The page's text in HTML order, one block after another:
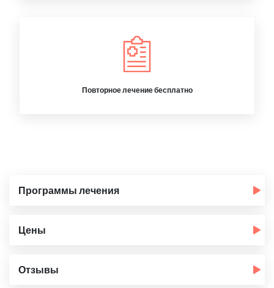
Повторное лечение бесплатно
Программы лечения
Цены
Отзывы